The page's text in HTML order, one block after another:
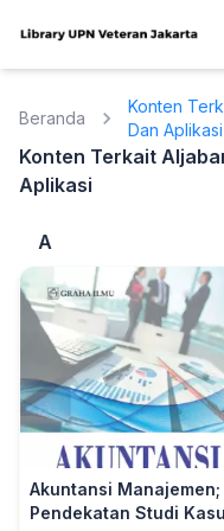
Beranda
Konten
Dan Aplikasi
Konten Terkait
Aplikasi
A
Akuntansi Manajemen;
Pendekatan Studi